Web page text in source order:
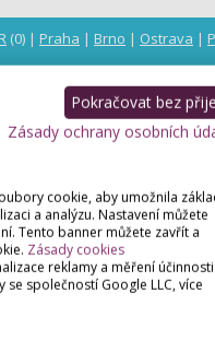
(0) | Praha | Brno | Ostrava |
Pro
Pokračovat bez
Zásady ochrany osobních
cookie, aby umožnila
a analýzu. Nastavení můžete
Tento banner můžete zavřít a
Zásady cookies
reklamy a měření účinnosti
společností Google LLC, více